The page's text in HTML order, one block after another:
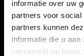
informatie over uw
partners voor
partners kunnen
informatie die u
verzameld op basis
VERHALEN
NIEUWS
KALENDER